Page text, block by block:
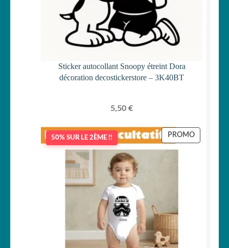
Sticker autocollant Snoopy étreint Dora
décoration decostickerstore – 3K40BT
5,50 €
50% SUR LE 2ÈME !! PROMOPRODUIT